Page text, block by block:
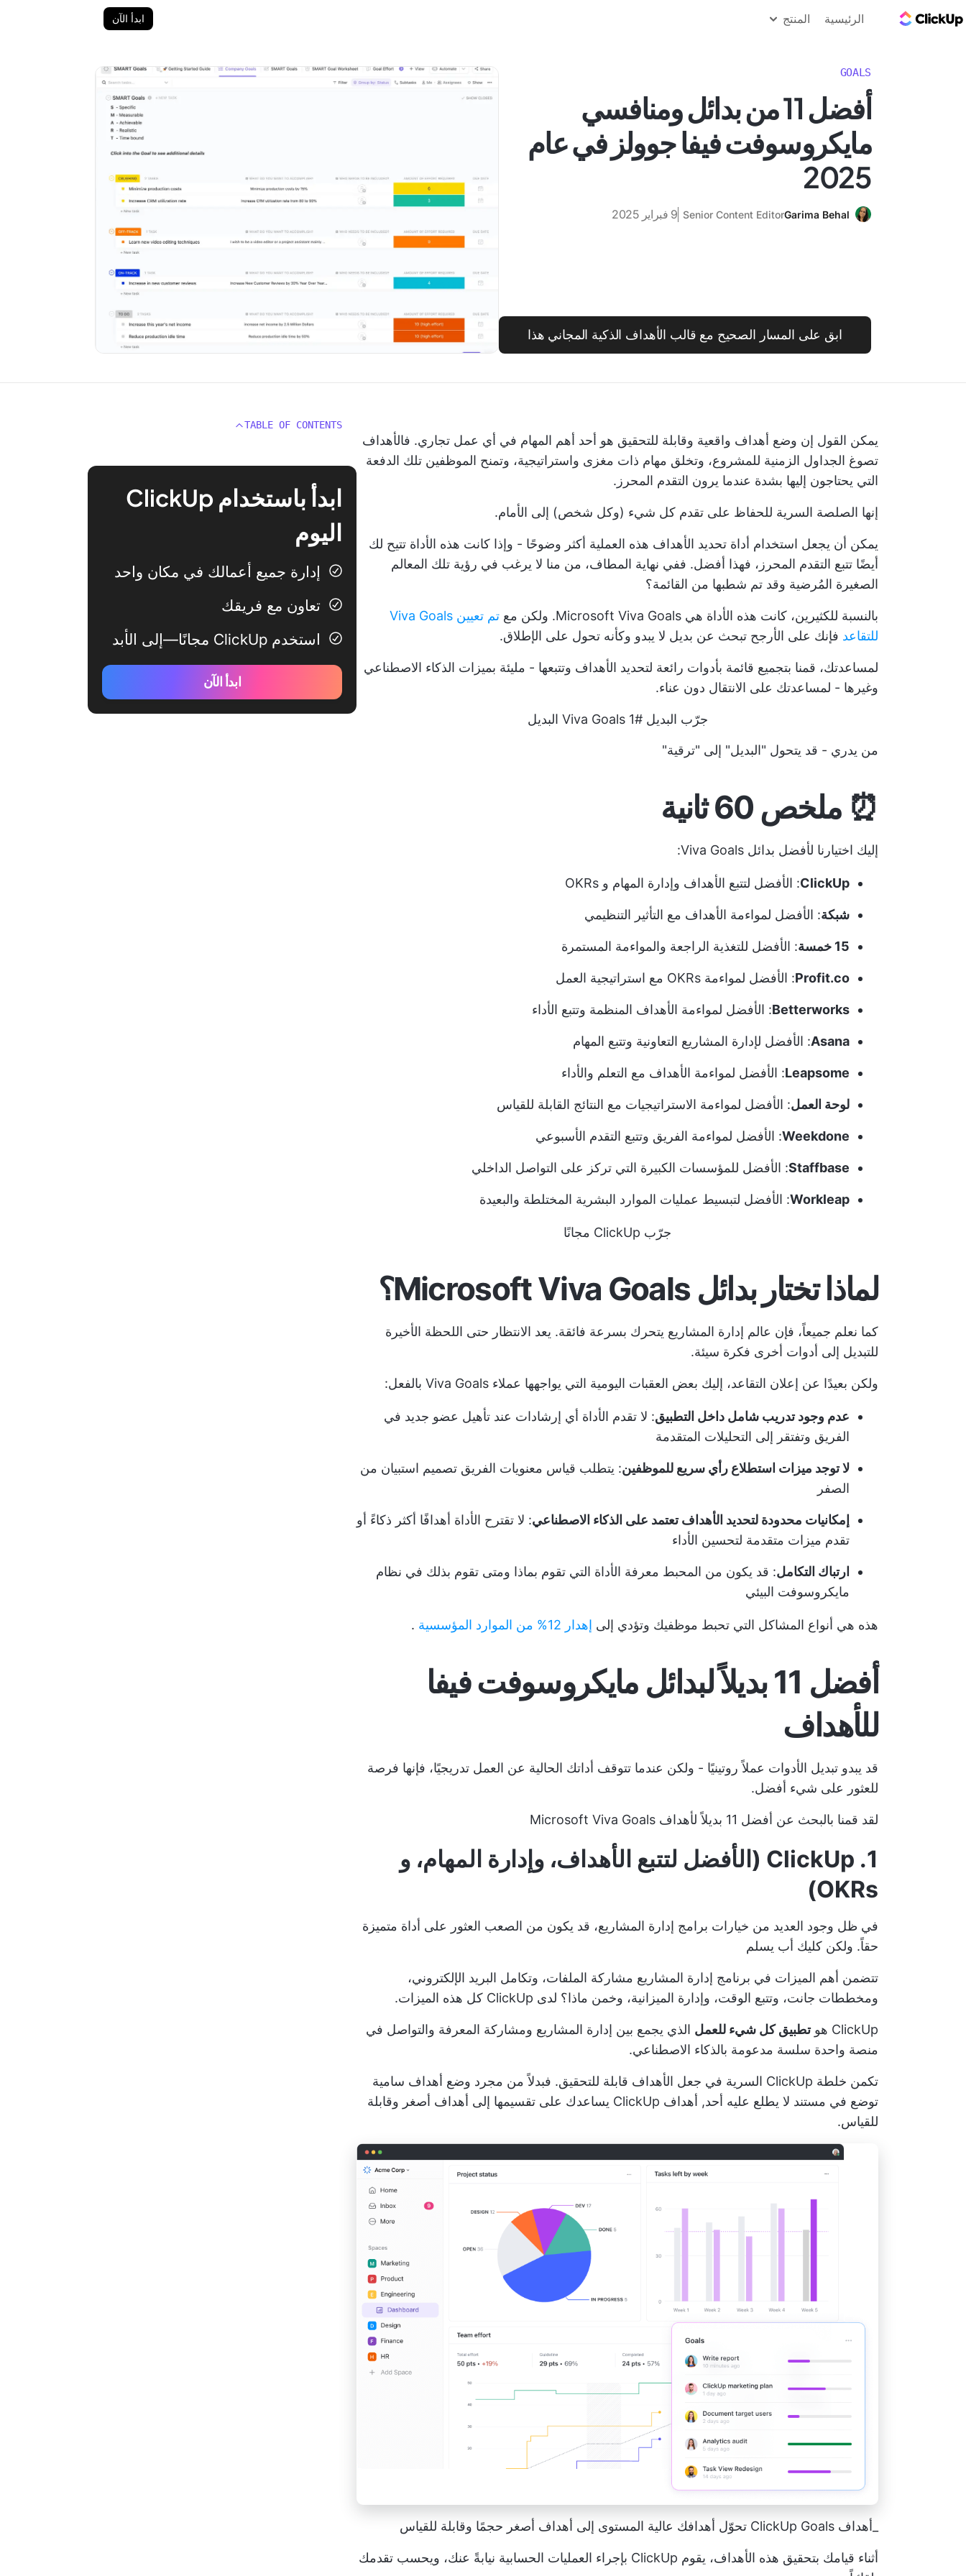
الرئيسية المنتج ابدأ الآن
GOALS
أفضل 11 من بدائل ومنافسي
مايكروسوفت فيفا جوولز في عام
2025
Garima Behal
Senior Content Editor 9 فبراير 2025
ابق على المسار الصحيح مع قالب الأهداف الذكية المجاني هذا
يمكن القول إن وضع أهداف واقعية وقابلة للتحقيق هو أحد أهم المهام في أي عمل تجاري. فالأهداف
تصوغ الجداول الزمنية للمشروع، وتخلق مهام ذات مغزى واستراتيجية، وتمنح الموظفين تلك الدفعة
التي يحتاجون إليها بشدة عندما يرون التقدم المحرز.
إنها الصلصة السرية للحفاظ على تقدم كل شيء (وكل شخص) إلى الأمام.
يمكن أن يجعل استخدام أداة تحديد الأهداف هذه العملية أكثر وضوحًا - وإذا كانت هذه الأداة تتيح لك
أيضًا تتبع التقدم المحرز، فهذا أفضل. ففي نهاية المطاف، من منا لا يرغب في رؤية تلك المعالم
الصغيرة المُرضية وقد تم شطبها من القائمة؟
بالنسبة للكثيرين، كانت هذه الأداة هي Microsoft Viva Goals. ولكن مع
تم تعيين Viva Goals
للتقاعد فإنك على الأرجح تبحث عن بديل لا يبدو وكأنه تحول على الإطلاق.
لمساعدتك، قمنا بتجميع قائمة بأدوات رائعة لتحديد الأهداف وتتبعها - مليئة بميزات الذكاء الاصطناعي
وغيرها - لمساعدتك على الانتقال دون عناء.
جرّب البديل #1 Viva Goals البديل
من يدري - قد يتحول "البديل" إلى "ترقية"
⏰ ملخص 60 ثانية
إليك اختيارنا لأفضل بدائل Viva Goals:
ClickUp: الأفضل لتتبع الأهداف وإدارة المهام و OKRs
شبكة: الأفضل لمواءمة الأهداف مع التأثير التنظيمي
15 خمسة : الأفضل للتغذية الراجعة والمواءمة المستمرة
Profit.co: الأفضل لمواءمة OKRs مع استراتيجية العمل
Betterworks: الأفضل لمواءمة الأهداف المنظمة وتتبع الأداء
Asana: الأفضل لإدارة المشاريع التعاونية وتتبع المهام
Leapsome: الأفضل لمواءمة الأهداف مع التعلم والأداء
لوحة العمل: الأفضل لمواءمة الاستراتيجيات مع النتائج القابلة للقياس
Weekdone: الأفضل لمواءمة الفريق وتتبع التقدم الأسبوعي
Staffbase: الأفضل للمؤسسات الكبيرة التي تركز على التواصل الداخلي
Workleap: الأفضل لتبسيط عمليات الموارد البشرية المختلطة والبعيدة
جرّب ClickUp مجانًا
لماذا تختار بدائل Microsoft Viva Goals؟
كما نعلم جميعاً، فإن عالم إدارة المشاريع يتحرك بسرعة فائقة. يعد الانتظار حتى اللحظة الأخيرة
للتبديل إلى أدوات أخرى فكرة سيئة.
ولكن بعيدًا عن إعلان التقاعد، إليك بعض العقبات اليومية التي يواجهها عملاء Viva Goals بالفعل:
عدم وجود تدريب شامل داخل التطبيق: لا تقدم الأداة أي إرشادات عند تأهيل عضو جديد في
الفريق وتفتقر إلى التحليلات المتقدمة
لا توجد ميزات استطلاع رأي سريع للموظفين: يتطلب قياس معنويات الفريق تصميم استبيان من
الصفر
إمكانيات محدودة لتحديد الأهداف تعتمد على الذكاء الاصطناعي: لا تقترح الأداة أهدافًا أكثر ذكاءً أو
تقدم ميزات متقدمة لتحسين الأداء
ارتباك التكامل: قد يكون من المحبط معرفة الأداة التي تقوم بماذا ومتى تقوم بذلك في نظام
مايكروسوفت البيئي
هذه هي أنواع المشاكل التي تحبط موظفيك وتؤدي إلى إهدار 12% من الموارد المؤسسية .
أفضل 11 بديلاً لبدائل مايكروسوفت فيفا
للأهداف
قد يبدو تبديل الأدوات عملاً روتينيًا - ولكن عندما تتوقف أداتك الحالية عن العمل تدريجيًا، فإنها فرصة
للعثور على شيء أفضل.
لقد قمنا بالبحث عن أفضل 11 بديلاً لأهداف Microsoft Viva Goals
1. ClickUp (الأفضل لتتبع الأهداف، وإدارة المهام، و
OKRs)
في ظل وجود العديد من خيارات برامج إدارة المشاريع، قد يكون من الصعب العثور على أداة متميزة
حقاً. ولكن كليك أب يسلم
تتضمن أهم الميزات في برنامج إدارة المشاريع مشاركة الملفات، وتكامل البريد الإلكتروني،
ومخططات جانت، وتتبع الوقت، وإدارة الميزانية، وخمن ماذا؟ لدى ClickUp كل هذه الميزات.
ClickUp هو تطبيق كل شيء للعمل الذي يجمع بين إدارة المشاريع ومشاركة المعرفة والتواصل في
منصة واحدة سلسة مدعومة بالذكاء الاصطناعي.
تكمن خلطة ClickUp السرية في جعل الأهداف قابلة للتحقيق. فبدلاً من مجرد وضع أهداف سامية
توضع في مستند لا يطلع عليه أحد, أهداف ClickUp
يساعدك على تقسيمها إلى أهداف أصغر وقابلة
للقياس.
_أهداف ClickUp Goals تحوّل أهدافك عالية المستوى إلى أهداف أصغر حجمًا وقابلة للقياس
أثناء قيامك بتحقيق هذه الأهداف، يقوم ClickUp بإجراء العمليات الحسابية نيابةً عنك، ويحسب تقدمك
TABLE OF CONTENTS
ابدأ باستخدام ClickUp
اليوم
إدارة جميع أعمالك في مكان واحد
تعاون مع فريقك
استخدم ClickUp مجانًا—إلى الأبد
ابدأ الآن